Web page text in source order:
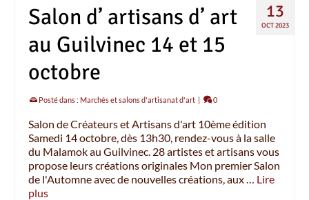
13
OCT 2023
Salon d’ artisans d’ art
au Guilvinec 14 et 15
octobre
Posté dans : Marchés et salons d'artisanat d'art | 0
Salon de Créateurs et Artisans d'art 10ème édition
Samedi 14 octobre, dès 13h30, rendez-vous à la salle
du Malamok au Guilvinec. 28 artistes et artisans vous
propose leurs créations originales Mon premier Salon
de l'Automne avec de nouvelles créations, aux … Lire
plus